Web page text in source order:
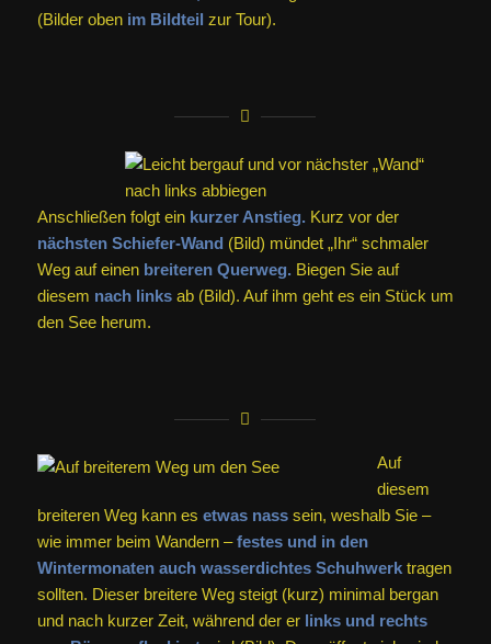
(Bilder oben im Bildteil zur Tour).
Anschließen folgt ein kurzer Anstieg. Kurz vor der
nächsten Schiefer-Wand (Bild) mündet „Ihr“ schmaler
Weg auf einen breiteren Querweg. Biegen Sie auf
diesem nach linksab (Bild). Auf ihm geht es ein Stück um
den See herum.
Auf
diesem
breiteren Weg kann es etwas nasssein, weshalb Sie –
wie immer beim Wandern –festes und in den
Wintermonaten auch wasserdichtes Schuhwerktragen
sollten. Dieser breitere Weg steigt (kurz) minimal bergan
und nach kurzer Zeit, während der er links und rechts